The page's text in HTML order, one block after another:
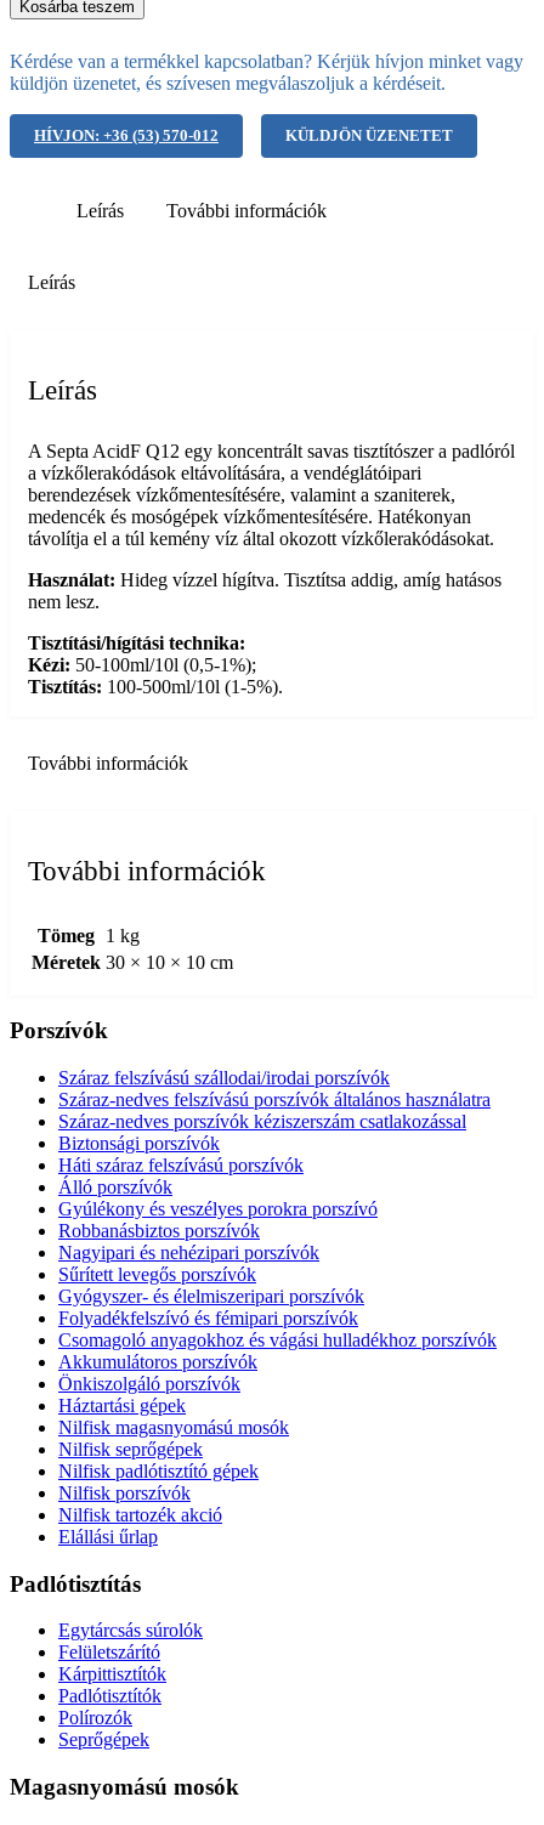
Kosárba teszem
Kérdése van a termékkel kapcsolatban? Kérjük hívjon minket vagy
küldjön üzenetet, és szívesen megválaszoljuk a kérdéseit.
HÍVJON: +36 (53) 570-012 KÜLDJÖN ÜZENETET
Leírás További információk
Leírás
Leírás
A Septa AcidF Q12 egy koncentrált savas tisztítószer a padlóról
a vízkőlerakódások eltávolítására, a vendéglátóipari
berendezések vízkőmentesítésére, valamint a szaniterek,
medencék és mosógépek vízkőmentesítésére. Hatékonyan
távolítja el a túl kemény víz által okozott vízkőlerakódásokat.
Használat: Hideg vízzel hígítva. Tisztítsa addig, amíg hatásos
nem lesz.
Tisztítási/hígítási technika:
Kézi: 50-100ml/10l (0,5-1%);
Tisztítás: 100-500ml/10l (1-5%).
További információk
További információk
Tömeg 1 kg
Méretek 30 × 10 × 10 cm
Porszívók
Száraz felszívású szállodai/irodai porszívók
Száraz-nedves felszívású porszívók általános használatra
Száraz-nedves porszívók kéziszerszám csatlakozással
Biztonsági porszívók
Háti száraz felszívású porszívók
Álló porszívók
Gyúlékony és veszélyes porokra porszívó
Robbanásbiztos porszívók
Nagyipari és nehézipari porszívók
Sűrített levegős porszívók
Gyógyszer- és élelmiszeripari porszívók
Folyadékfelszívó és fémipari porszívók
Csomagoló anyagokhoz és vágási hulladékhoz porszívók
Akkumulátoros porszívók
Önkiszolgáló porszívók
Háztartási gépek
Nilfisk magasnyomású mosók
Nilfisk seprőgépek
Nilfisk padlótisztító gépek
Nilfisk porszívók
Nilfisk tartozék akció
Elállási űrlap
Padlótisztítás
Egytárcsás súrolók
Felületszárító
Kárpittisztítók
Padlótisztítók
Polírozók
Seprőgépek
Magasnyomású mosók